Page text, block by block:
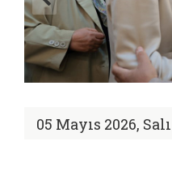
05 Mayıs 2026, Salı